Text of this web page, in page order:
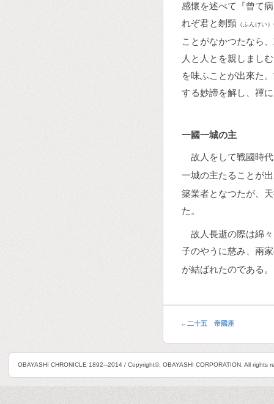
感懷を述べて『曾て
れぞ君と刎頸 （ふんけい）
ことがなかつたなら
人と人とを親しまし
を味ふことが出來た
する妙諦を解し、禪
一國一城の主
故人をして戰國時
一城の主たることが
築業者となつたが、
た。
故人長逝の際は綿
子のやうに慈み、兩
が結ばれたのである。
← 二十五 帝國座
OBAYASHI CHRONICLE 1892─2014 / Copyright©. OBAYASHI CORPORATION. All rights